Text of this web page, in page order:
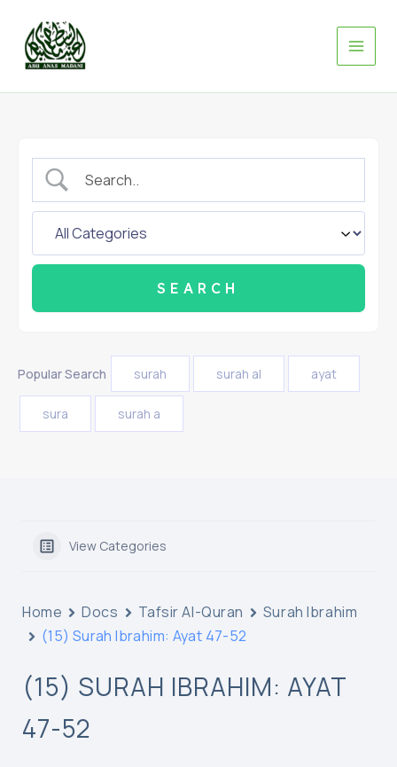
content
Popular Search surah surah al ayat
sura surah a
View Categories
Home Docs Tafsir Al-Quran
Surah Ibrahim
(15) Surah Ibrahim: Ayat 47-52
(15) SURAH IBRAHIM: AYAT
47-52